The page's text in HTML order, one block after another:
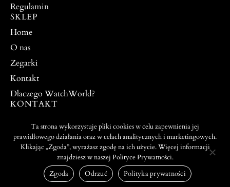
Regulamin
SKLEP
Home
O nas
Zegarki
Kontakt
Dlaczego WatchWorld?
KONTAKT
504 917 976
PROJEKT I WYKONANIE:
WEBTO.PL
© 2026 ALL RIGHTS
RESERVED
Ta strona wykorzystuje pliki cookies w celu zapewnienia jej
prawidłowego działania oraz w celach analitycznych i marketingowych.
Klikając „Zgoda”, wyrażasz zgodę na ich użycie. Więcej informacji
znajdziesz w naszej Polityce Prywatności.
Zgoda
Odrzuć Polityka prywatności